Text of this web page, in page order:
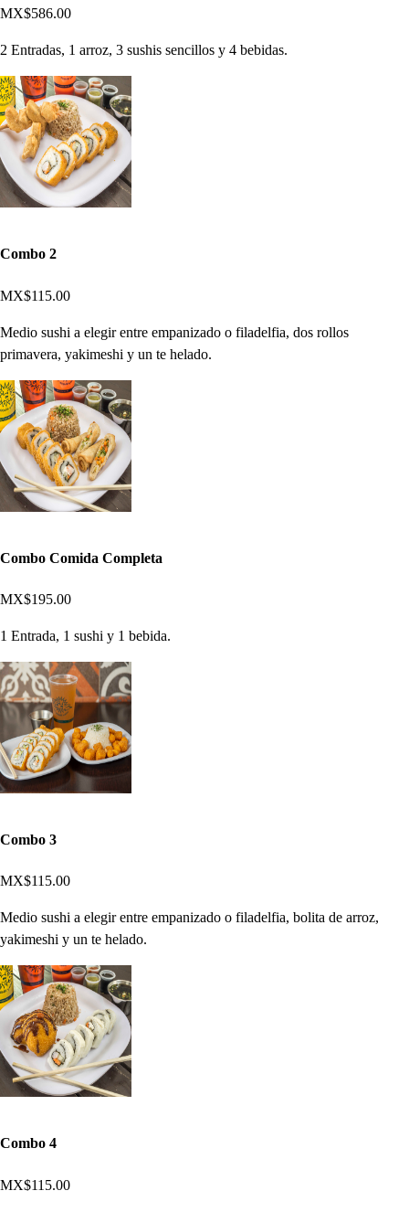
MX$586.00
2 Entradas, 1 arroz, 3 sushis sencillos y 4 bebidas.
Combo 2
MX$115.00
Medio sushi a elegir entre empanizado o filadelfia, dos rollos
primavera, yakimeshi y un te helado.
Combo Comida Completa
MX$195.00
1 Entrada, 1 sushi y 1 bebida.
Combo 3
MX$115.00
Medio sushi a elegir entre empanizado o filadelfia, bolita de arroz,
yakimeshi y un te helado.
Combo 4
MX$115.00